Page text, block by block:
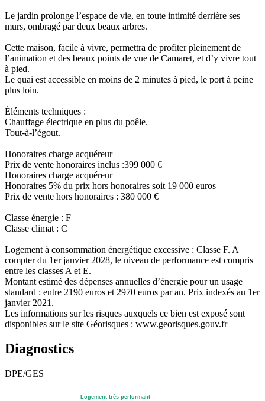
Le jardin prolonge l’espace de vie, en toute intimité derrière ses
murs, ombragé par deux beaux arbres.
Cette maison, facile à vivre, permettra de profiter pleinement de
l’animation et des beaux points de vue de Camaret, et d’y vivre tout
à pied.
Le quai est accessible en moins de 2 minutes à pied, le port à peine
plus loin.
Éléments techniques :
Chauffage électrique en plus du poêle.
Tout-à-l’égout.
Honoraires charge acquéreur
Prix de vente honoraires inclus :399 000 €
Honoraires charge acquéreur
Honoraires 5% du prix hors honoraires soit 19 000 euros
Prix de vente hors honoraires : 380 000 €
Classe énergie : F
Classe climat : C
Logement à consommation énergétique excessive : Classe F. A
compter du 1er janvier 2028, le niveau de performance est compris
entre les classes A et E.
Montant estimé des dépenses annuelles d’énergie pour un usage
standard : entre 2190 euros et 2970 euros par an. Prix indexés au 1er
janvier 2021.
Les informations sur les risques auxquels ce bien est exposé sont
disponibles sur le site Géorisques : www.georisques.gouv.fr
Diagnostics
DPE/GES
Logement très performant